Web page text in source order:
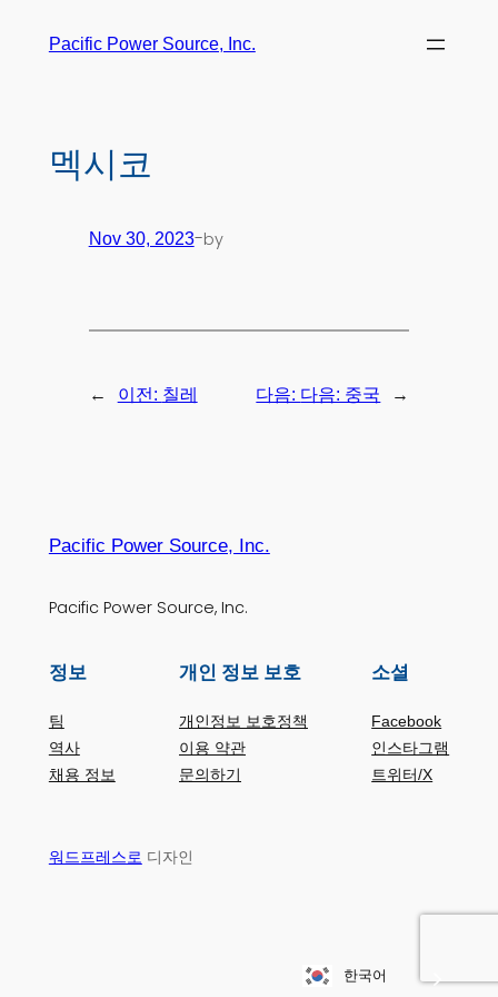
Pacific Power Source, Inc.
멕시코
Nov 30, 2023-by
← 이전: 칠레 다음: 다음: 중국 →
Pacific Power Source, Inc.
Pacific Power Source, Inc.
정보
팀
역사
채용 정보
개인 정보 보호
개인정보 보호정책
이용 약관
문의하기
소셜
Facebook
인스타그램
트위터/X
워드프레스로 디자인
한국어